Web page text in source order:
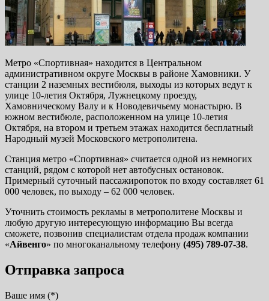
Метро «Спортивная» находится в Центральном
административном округе Москвы в районе Хамовники. У
станции 2 наземных вестибюля, выходы из которых ведут к
улице 10-летия Октября, Лужнецкому проезду,
Хамовническому Валу и к Новодевичьему монастырю. В
южном вестибюле, расположенном на улице 10-летия
Октября, на втором и третьем этажах находится бесплатный
Народный музей Московского метрополитена.
Станция метро «Спортивная» считается одной из немногих
станций, рядом с которой нет автобусных остановок.
Примерный суточный пассажиропоток по входу составляет 61
000 человек, по выходу – 62 000 человек.
Уточнить стоимость рекламы в метрополитене Москвы и
любую другую интересующую информацию Вы всегда
сможете, позвонив специалистам отдела продаж компании
«Айвенго» по многоканальному телефону (495) 789-07-38.
Отправка запроса
Ваше имя (*)